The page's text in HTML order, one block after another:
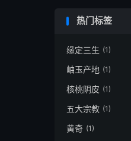
热门标签
缘定三生 (1)
岫玉产地 (1)
核桃阴皮 (1)
五大宗教 (1)
黄奇 (1)